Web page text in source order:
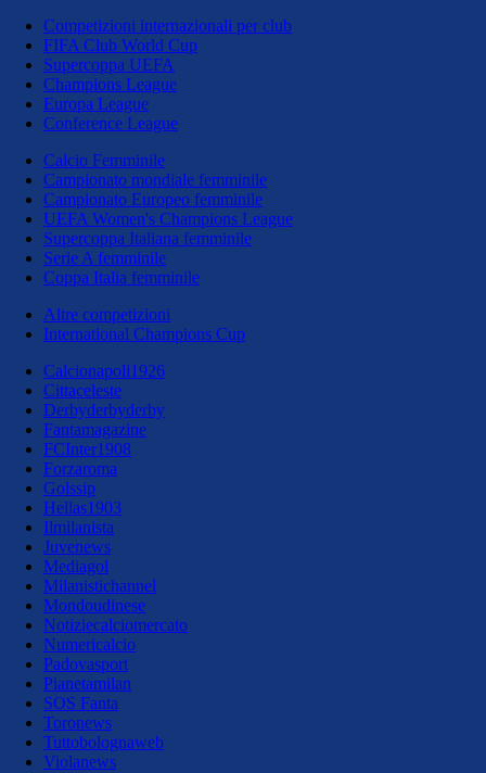
Competizioni internazionali per club
FIFA Club World Cup
Supercoppa UEFA
Champions League
Europa League
Conference League
Calcio Femminile
Campionato mondiale femminile
Campionato Europeo femminile
UEFA Women's Champions League
Supercoppa Italiana femminile
Serie A femminile
Coppa Italia femminile
Altre competizioni
International Champions Cup
Calcionapoli1926
Cittaceleste
Derbyderbyderby
Fantamagazine
FCInter1908
Forzaroma
Golssip
Hellas1903
Ilmilanista
Juvenews
Mediagol
Milanistichannel
Mondoudinese
Notiziecalciomercato
Numericalcio
Padovasport
Pianetamilan
SOS Fanta
Toronews
Tuttobolognaweb
Violanews